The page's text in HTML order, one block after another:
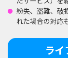
紛失、盗難、破
れた場合の対応
ラ